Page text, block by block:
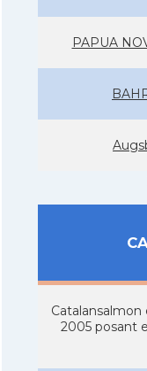
PAPUA
2005 posant